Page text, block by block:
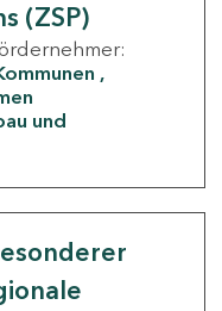
(ZSP)
und